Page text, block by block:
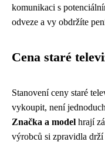
komunikaci s
odveze a vy obdržíte
Cena staré
Stanovení ceny staré
vykoupit, není
Značka a model hrají
výrobců si zpravidla drží